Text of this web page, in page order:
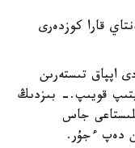
قارا كوزدەرى
اپپاق تىستەرىن
قويىپ.- بىزدىڭ
جاس
دەپ ءجۇر.